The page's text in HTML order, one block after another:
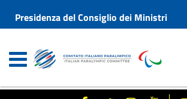
Presidenza del Consiglio dei Ministri